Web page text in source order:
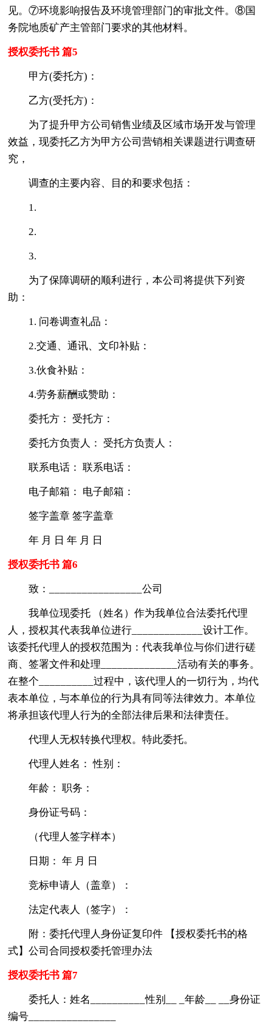
见。⑦环境影响报告及环境管理部门的审批文件。⑧国
务院地质矿产主管部门要求的其他材料。
授权委托书 篇5
甲方(委托方)：
乙方(受托方)：
为了提升甲方公司销售业绩及区域市场开发与管理
效益，现委托乙方为甲方公司营销相关课题进行调查研
究，
调查的主要内容、目的和要求包括：
1.
2.
3.
为了保障调研的顺利进行，本公司将提供下列资
助：
1. 问卷调查礼品：
2.交通、通讯、文印补贴：
3.伙食补贴：
4.劳务薪酬或赞助：
委托方： 受托方：
委托方负责人： 受托方负责人：
联系电话： 联系电话：
电子邮箱： 电子邮箱：
签字盖章 签字盖章
年 月 日 年 月 日
授权委托书 篇6
致：_________________公司
我单位现委托 （姓名）作为我单位合法委托代理
人，授权其代表我单位进行_____________设计工作。
该委托代理人的授权范围为：代表我单位与你们进行磋
商、签署文件和处理______________活动有关的事务。
在整个__________过程中，该代理人的一切行为，均代
表本单位，与本单位的行为具有同等法律效力。本单位
将承担该代理人行为的全部法律后果和法律责任。
代理人无权转换代理权。特此委托。
代理人姓名： 性别：
年龄： 职务：
身份证号码：
（代理人签字样本）
日期： 年 月 日
竞标申请人（盖章）：
法定代表人（签字）：
附：委托代理人身份证复印件 【授权委托书的格
式】公司合同授权委托管理办法
授权委托书 篇7
委托人：姓名__________性别__ _年龄__ __身份证
编号________________